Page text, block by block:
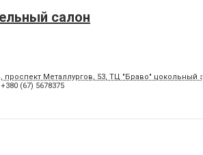
салон
проспект Металлургов, 53, ТЦ "Браво" цокольный
+380 (67) 5678375